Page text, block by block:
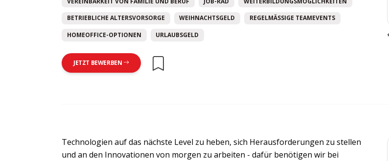
BETRIEBLICHE ALTERSVORSORGE WEIHNACHTSGELD REGELMÄSSIGE TEAMEVENTS
HOMEOFFICE-OPTIONEN URLAUBSGELD
JETZT BEWERBEN
Technologien auf das nächste Level zu heben, sich Herausforderungen zu stellen
und an den Innovationen von morgen zu arbeiten - dafür benötigen wir bei